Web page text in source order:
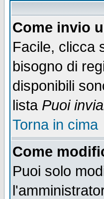
Come invio
Facile, clicca
bisogno di
disponibili
lista Puoi
Torna in cima
Come
Puoi solo